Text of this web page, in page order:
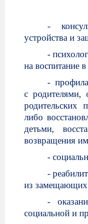
-
устройства и
-
на воспитание
-
с родителями,
родительских
либо
детьми,
возвращения
-
-
из замещающих
-
социальной и